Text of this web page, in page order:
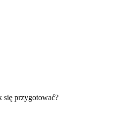
się przygotować?